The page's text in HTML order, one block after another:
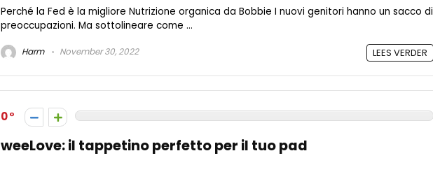
Perché la Fed è la migliore Nutrizione organica da Bobbie I nuovi genitori hanno un sacco di
preoccupazioni. Ma sottolineare come ...
Harm November 30, 2022 LEES VERDER
0
weeLove: il tappetino perfetto per il tuo pad